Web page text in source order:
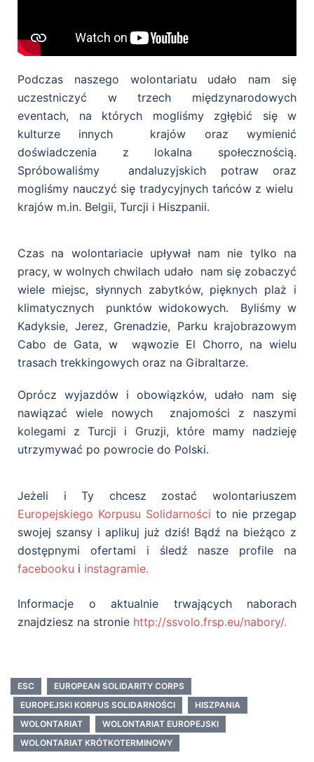
Podczas naszego wolontariatu udało nam się
uczestniczyć w trzech międzynarodowych
eventach, na których mogliśmy zgłębić się w
kulturze innych krajów oraz wymienić
doświadczenia z lokalna społecznością.
Spróbowaliśmy andaluzyjskich potraw oraz
mogliśmy nauczyć się tradycyjnych tańców z wielu
krajów m.in. Belgii, Turcji i Hiszpanii.
Czas na wolontariacie upływał nam nie tylko na
pracy, w wolnych chwilach udało nam się zobaczyć
wiele miejsc, słynnych zabytków, pięknych plaż i
klimatycznych punktów widokowych. Byliśmy w
Kadyksie, Jerez, Grenadzie, Parku krajobrazowym
Cabo de Gata, w wąwozie El Chorro, na wielu
trasach trekkingowych oraz na Gibraltarze.
Oprócz wyjazdów i obowiązków, udało nam się
nawiązać wiele nowych znajomości z naszymi
kolegami z Turcji i Gruzji, które mamy nadzieję
utrzymywać po powrocie do Polski.
Jeżeli i Ty chcesz zostać wolontariuszem
Europejskiego Korpusu Solidarności to nie przegap
swojej szansy i aplikuj już dziś! Bądź na bieżąco z
dostępnymi ofertami i śledź nasze profile na
facebooku i instagramie.
Informacje o aktualnie trwających naborach
znajdziesz na stronie http://ssvolo.frsp.eu/nabory/.
ESC
EUROPEAN SOLIDARITY CORPS
EUROPEJSKI KORPUS SOLIDARNOŚCI
HISZPANIA
WOLONTARIAT
WOLONTARIAT EUROPEJSKI
WOLONTARIAT KRÓTKOTERMINOWY